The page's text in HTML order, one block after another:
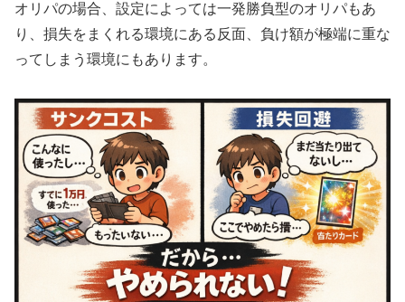
オリパの場合、設定によっては一発勝負型のオリパもあ
り、損失をまくれる環境にある反面、負け額が極端に重な
ってしまう環境にもあります。